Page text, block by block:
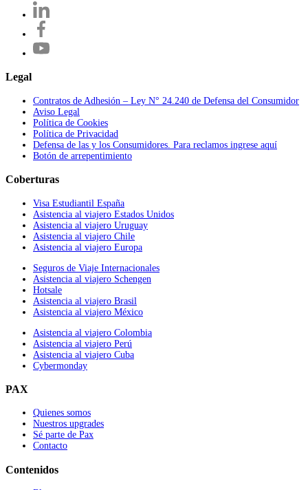
Legal
Contratos de Adhesión – Ley N° 24.240 de Defensa del Consumidor
Aviso Legal
Política de Cookies
Política de Privacidad
Defensa de las y los Consumidores. Para reclamos ingrese aquí
Botón de arrepentimiento
Coberturas
Visa Estudiantil España
Asistencia al viajero Estados Unidos
Asistencia al viajero Uruguay
Asistencia al viajero Chile
Asistencia al viajero Europa
Seguros de Viaje Internacionales
Asistencia al viajero Schengen
Hotsale
Asistencia al viajero Brasil
Asistencia al viajero México
Asistencia al viajero Colombia
Asistencia al viajero Perú
Asistencia al viajero Cuba
Cybermonday
PAX
Quienes somos
Nuestros upgrades
Sé parte de Pax
Contacto
Contenidos